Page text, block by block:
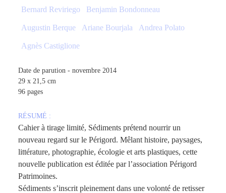
Bernard Reviriego Benjamin Bondonneau
Augustin Berque Ariane Bourjala Andrea Polato
Agnès Castiglione
Date de parution - novembre 2014
29 x 21,5 cm
96 pages
RÉSUMÉ :
Cahier à tirage limité, Sédiments prétend nourrir un
nouveau regard sur le Périgord. Mêlant histoire, paysages,
littérature, photographie, écologie et arts plastiques, cette
nouvelle publication est éditée par l’association Périgord
Patrimoines.
Sédiments s’inscrit pleinement dans une volonté de retisser